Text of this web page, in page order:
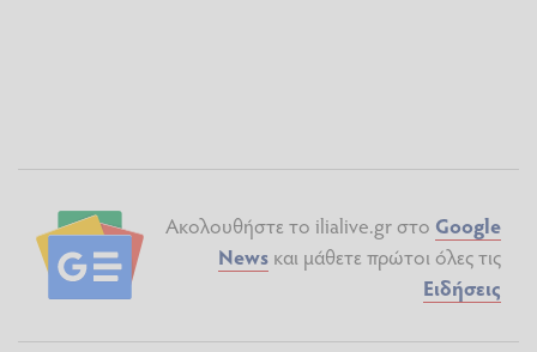
Ακολουθήστε το ilialive.gr στο Google
News και μάθετε πρώτοι όλες τις
Ειδήσεις